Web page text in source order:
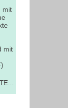
mit
mit